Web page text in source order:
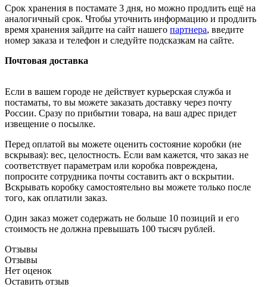
Срок хранения в постамате 3 дня, но можно продлить ещё на
аналогичный срок. Чтобы уточнить информацию и продлить
время хранения зайдите на сайт нашего партнера, введите
номер заказа и телефон и следуйте подсказкам на сайте.
Почтовая доставка
Если в вашем городе не действует курьерская служба и
постаматы, то вы можете заказать доставку через почту
России. Сразу по прибытии товара, на ваш адрес придет
извещение о посылке.
Перед оплатой вы можете оценить состояние коробки (не
вскрывая): вес, целостность. Если вам кажется, что заказ не
соответствует параметрам или коробка повреждена,
попросите сотрудника почты составить акт о вскрытии.
Вскрывать коробку самостоятельно вы можете только после
того, как оплатили заказ.
Один заказ может содержать не больше 10 позиций и его
стоимость не должна превышать 100 тысяч рублей.
Отзывы
Отзывы
Нет оценок
Оставить отзыв